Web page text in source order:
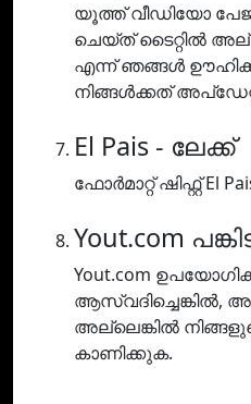
യൂത്ത് വീഡിയോ
ചെയ്‌ത് ടൈറ്റിൽ
എന്ന് ഞങ്ങൾ
നിങ്ങൾക്കത്
El Pais - ലേക്ക്
ഫോർമാറ്റ് ഷിഫ്റ്റ് El
Yout.com
Yout.com
ആസ്വദിച്ചെങ്കിൽ,
അല്ലെങ്കിൽ
കാണിക്കുക.